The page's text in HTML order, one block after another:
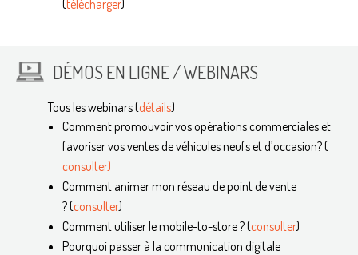
(télécharger)
DÉMOS EN LIGNE / WEBINARS
Tous les webinars (détails)
Comment promouvoir vos opérations commerciales et
favoriser vos ventes de véhicules neufs et d’occasion? (
consulter)
Comment animer mon réseau de point de vente
? (consulter)
Comment utiliser le mobile-to-store ? (consulter)
Pourquoi passer à la communication digitale